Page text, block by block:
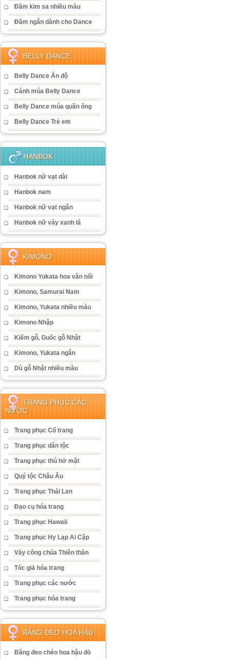
Đầm kim sa nhiều màu
Đầm ngắn dành cho Dance
BELLY DANCE
Belly Dance Ấn độ
Cánh múa Belly Dance
Belly Dance múa quần ống
Belly Dance Trẻ em
HANBOK
Hanbok nữ vạt dài
Hanbok nam
Hanbok nữ vạt ngắn
Hanbok nữ váy xanh lá
KIMONO
Kimono Yukata hoa văn nổi
Kimono, Samurai Nam
Kimono, Yukata nhiều màu
Kimono Nhập
Kiếm gỗ, Guốc gỗ Nhật
Kimono, Yukata ngắn
Dù gỗ Nhật nhiều màu
TRANG PHỤC CÁC
NƯỚC
Trang phục Cổ trang
Trang phục dân tộc
Trang phục thú hở mặt
Quý tộc Châu Âu
Trang phục Thái Lan
Đạo cụ hóa trang
Trang phục Hawaii
Trang phục Hy Lạp Ai Cập
Váy công chúa Thiên thần
Tóc giả hóa trang
Trang phục các nước
Trang phục hóa trang
BĂNG ĐEO HOA HẬU
Băng đeo chéo hoa hậu đỏ